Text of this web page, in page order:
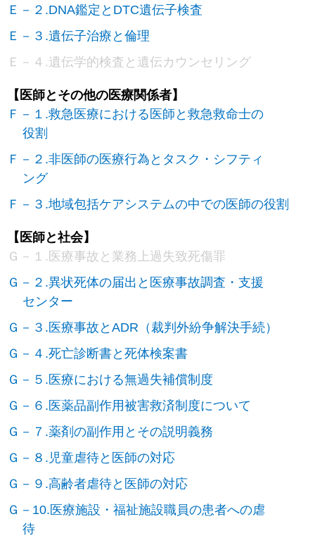
Ｅ－２.DNA鑑定とDTC遺伝子検査
Ｅ－３.遺伝子治療と倫理
Ｅ－４.遺伝学的検査と遺伝カウンセリング
【医師とその他の医療関係者】
Ｆ－１.救急医療における医師と救急救命士の
役割
Ｆ－２.非医師の医療行為とタスク・シフティ
ング
Ｆ－３.地域包括ケアシステムの中での医師の役割
【医師と社会】
Ｇ－１.医療事故と業務上過失致死傷罪
Ｇ－２.異状死体の届出と医療事故調査・支援
センター
Ｇ－３.医療事故とADR（裁判外紛争解決手続）
Ｇ－４.死亡診断書と死体検案書
Ｇ－５.医療における無過失補償制度
Ｇ－６.医薬品副作用被害救済制度について
Ｇ－７.薬剤の副作用とその説明義務
Ｇ－８.児童虐待と医師の対応
Ｇ－９.高齢者虐待と医師の対応
Ｇ－10.医療施設・福祉施設職員の患者への虐
待